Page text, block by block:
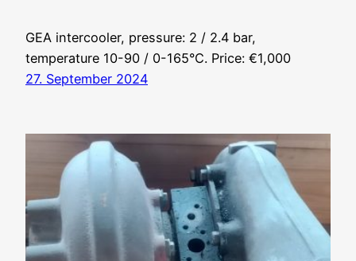
GEA intercooler, pressure: 2 / 2.4 bar,
temperature 10-90 / 0-165°C. Price: €1,000
27. September 2024